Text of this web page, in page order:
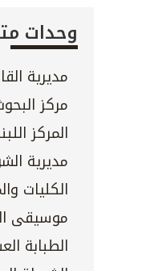
وحدات
مديرية
مركز
المركز
مديرية
الكليات
موسيقى
الطبابة